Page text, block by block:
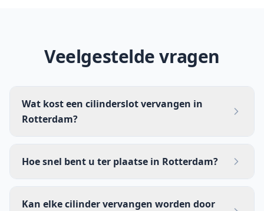
Veelgestelde vragen
Wat kost een cilinderslot vervangen in
Rotterdam?
Hoe snel bent u ter plaatse in Rotterdam?
Kan elke cilinder vervangen worden door